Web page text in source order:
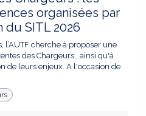
organisées par
du SITL 2026
l’AUTF cherche à proposer une
des Chargeurs , ainsi qu'à
de leurs enjeux. A l'occasion de